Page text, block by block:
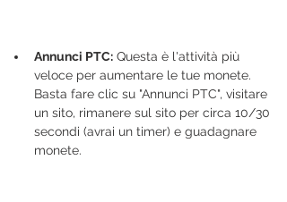
Annunci PTC: Questa è l'attività più
veloce per aumentare le tue monete.
Basta fare clic su "Annunci PTC", visitare
un sito, rimanere sul sito per circa 10/30
secondi (avrai un timer) e guadagnare
monete.